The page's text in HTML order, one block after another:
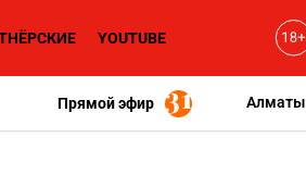
YOUTUBE
Прямой эфир Алматы